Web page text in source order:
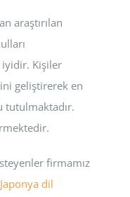
araştırılan
iyidir. Kişiler
geliştirerek en
tutulmaktadır.
firmamız
Japonya dil